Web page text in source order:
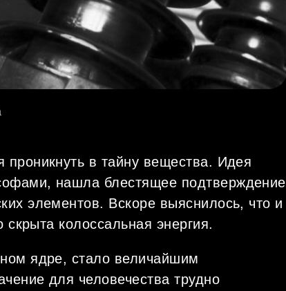
в тайну вещества. Идея
нашла блестящее подтверждение
элементов. Вскоре выяснилось, что и
скрыта колоссальная энергия.
ядре, стало величайшим
для человечества трудно